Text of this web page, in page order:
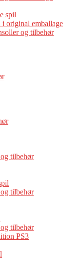
spil
original emballage
og tilbehør
tilbehør
tilbehør
tilbehør
PS3